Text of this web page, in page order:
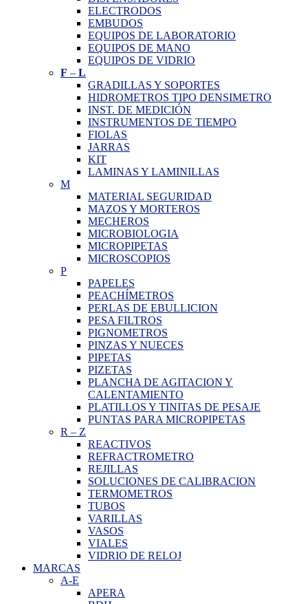
ELECTRODOS
EMBUDOS
EQUIPOS DE LABORATORIO
EQUIPOS DE MANO
EQUIPOS DE VIDRIO
F – L
GRADILLAS Y SOPORTES
HIDROMETROS TIPO DENSIMETRO
INST. DE MEDICIÓN
INSTRUMENTOS DE TIEMPO
FIOLAS
JARRAS
KIT
LAMINAS Y LAMINILLAS
M
MATERIAL SEGURIDAD
MAZOS Y MORTEROS
MECHEROS
MICROBIOLOGIA
MICROPIPETAS
MICROSCOPIOS
P
PAPELES
PEACHÍMETROS
PERLAS DE EBULLICION
PESA FILTROS
PIGNOMETROS
PINZAS Y NUECES
PIPETAS
PIZETAS
PLANCHA DE AGITACION Y
CALENTAMIENTO
PLATILLOS Y TINITAS DE PESAJE
PUNTAS PARA MICROPIPETAS
R – Z
REACTIVOS
REFRACTROMETRO
REJILLAS
SOLUCIONES DE CALIBRACION
TERMOMETROS
TUBOS
VARILLAS
VASOS
VIALES
VIDRIO DE RELOJ
MARCAS
A-E
APERA